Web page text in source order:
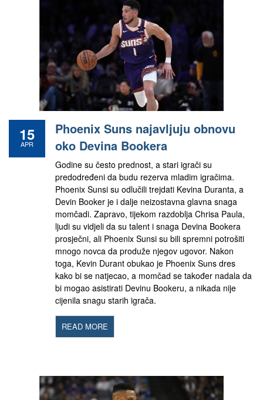
15
APR
Phoenix Suns najavljuju obnovu
oko Devina Bookera
Godine su često prednost, a stari igrači su
predodređeni da budu rezerva mladim igračima.
Phoenix Sunsi su odlučili trejdati Kevina Duranta, a
Devin Booker je i dalje neizostavna glavna snaga
momčadi. Zapravo, tijekom razdoblja Chrisa Paula,
ljudi su vidjeli da su talent i snaga Devina Bookera
prosječni, ali Phoenix Sunsi su bili spremni potrošiti
mnogo novca da produže njegov ugovor. Nakon
toga, Kevin Durant obukao je Phoenix Suns dres
kako bi se natjecao, a momčad se također nadala da
bi mogao asistirati Devinu Bookeru, a nikada nije
cijenila snagu starih igrača.
READ MORE